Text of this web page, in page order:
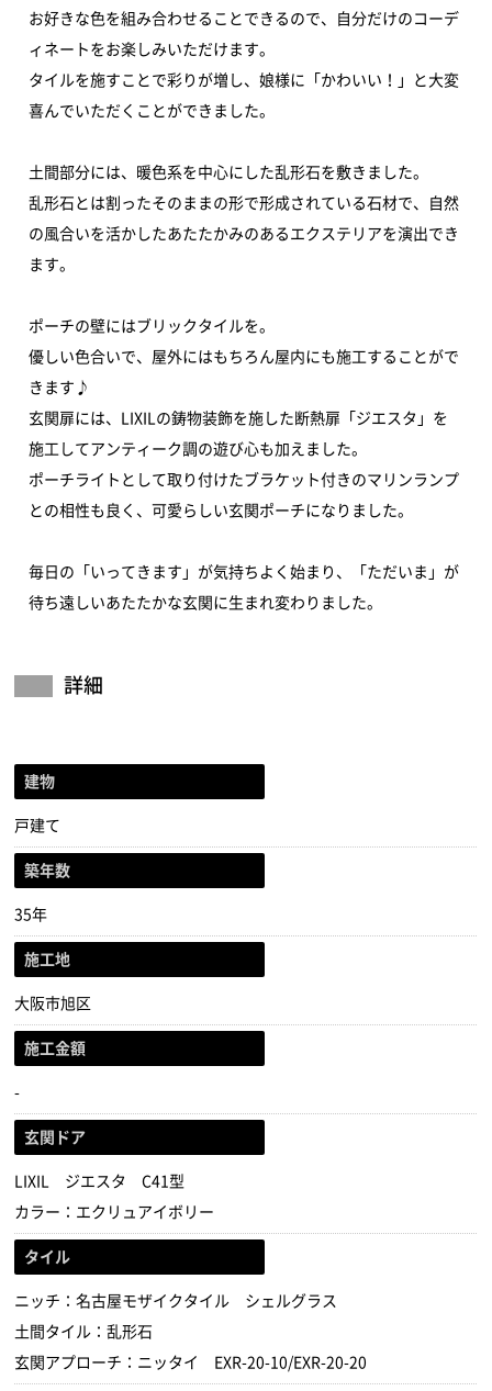
お好きな色を組み合わせることできるので、自分だけのコーデ
ィネートをお楽しみいただけます。
タイルを施すことで彩りが増し、娘様に「かわいい！」と大変
喜んでいただくことができました。
土間部分には、 暖色系を中心にした乱形石を敷きました。
乱形石とは割ったそのままの形で形成されている石材で、自然
の風合いを活かしたあたたかみのあるエクステリアを演出でき
ます。
ポーチの壁にはブリックタイルを。
優しい色合いで、屋外にはもちろん屋内にも施工することがで
きます♪
玄関扉には、LIXILの鋳物装飾を施した断熱扉「ジエスタ」を
施工してアンティーク調の遊び心も加えました。
ポーチライトとして取り付けたブラケット付きのマリンランプ
との相性も良く、可愛らしい玄関ポーチになりました。
毎日の「いってきます」が気持ちよく始まり、「ただいま」が
待ち遠しいあたたかな玄関に生まれ変わりました。
詳細
建物
戸建て
築年数
35年
施工地
大阪市旭区
施工金額
-
玄関ドア
LIXIL ジエスタ C41型
カラー：エクリュアイボリー
タイル
ニッチ：名古屋モザイクタイル シェルグラス
土間タイル：乱形石
玄関アプローチ：ニッタイ EXR-20-10/EXR-20-20